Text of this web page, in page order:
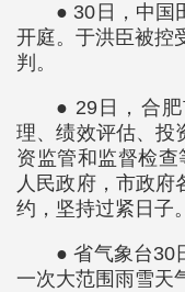
● 30日，中国
开庭。于洪臣被控
判。
● 29日，合
理、绩效评估、投
资监管和监督检
人民政府，市政府
约，坚持过紧日子。
● 省气象台30
一次大范围雨雪天